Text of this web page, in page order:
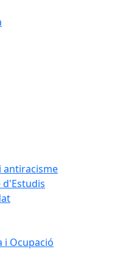
antiracisme
i Ocupació